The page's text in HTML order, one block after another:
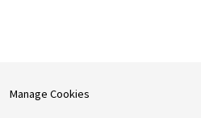
Manage Cookies